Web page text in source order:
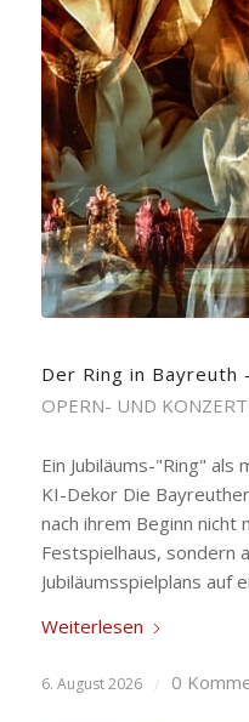
Der Ring in Bayreuth
OPERN- UND
Ein Jubiläums-"Ring" als
KI-Dekor Die
nach ihrem Beginn nicht
Festspielhaus, sondern
Jubiläumsspielplans auf
Weiterlesen
6. August 2026 / 0